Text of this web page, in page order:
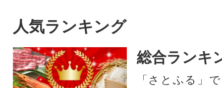
人気ランキング
総合ランキ
「さとふる」